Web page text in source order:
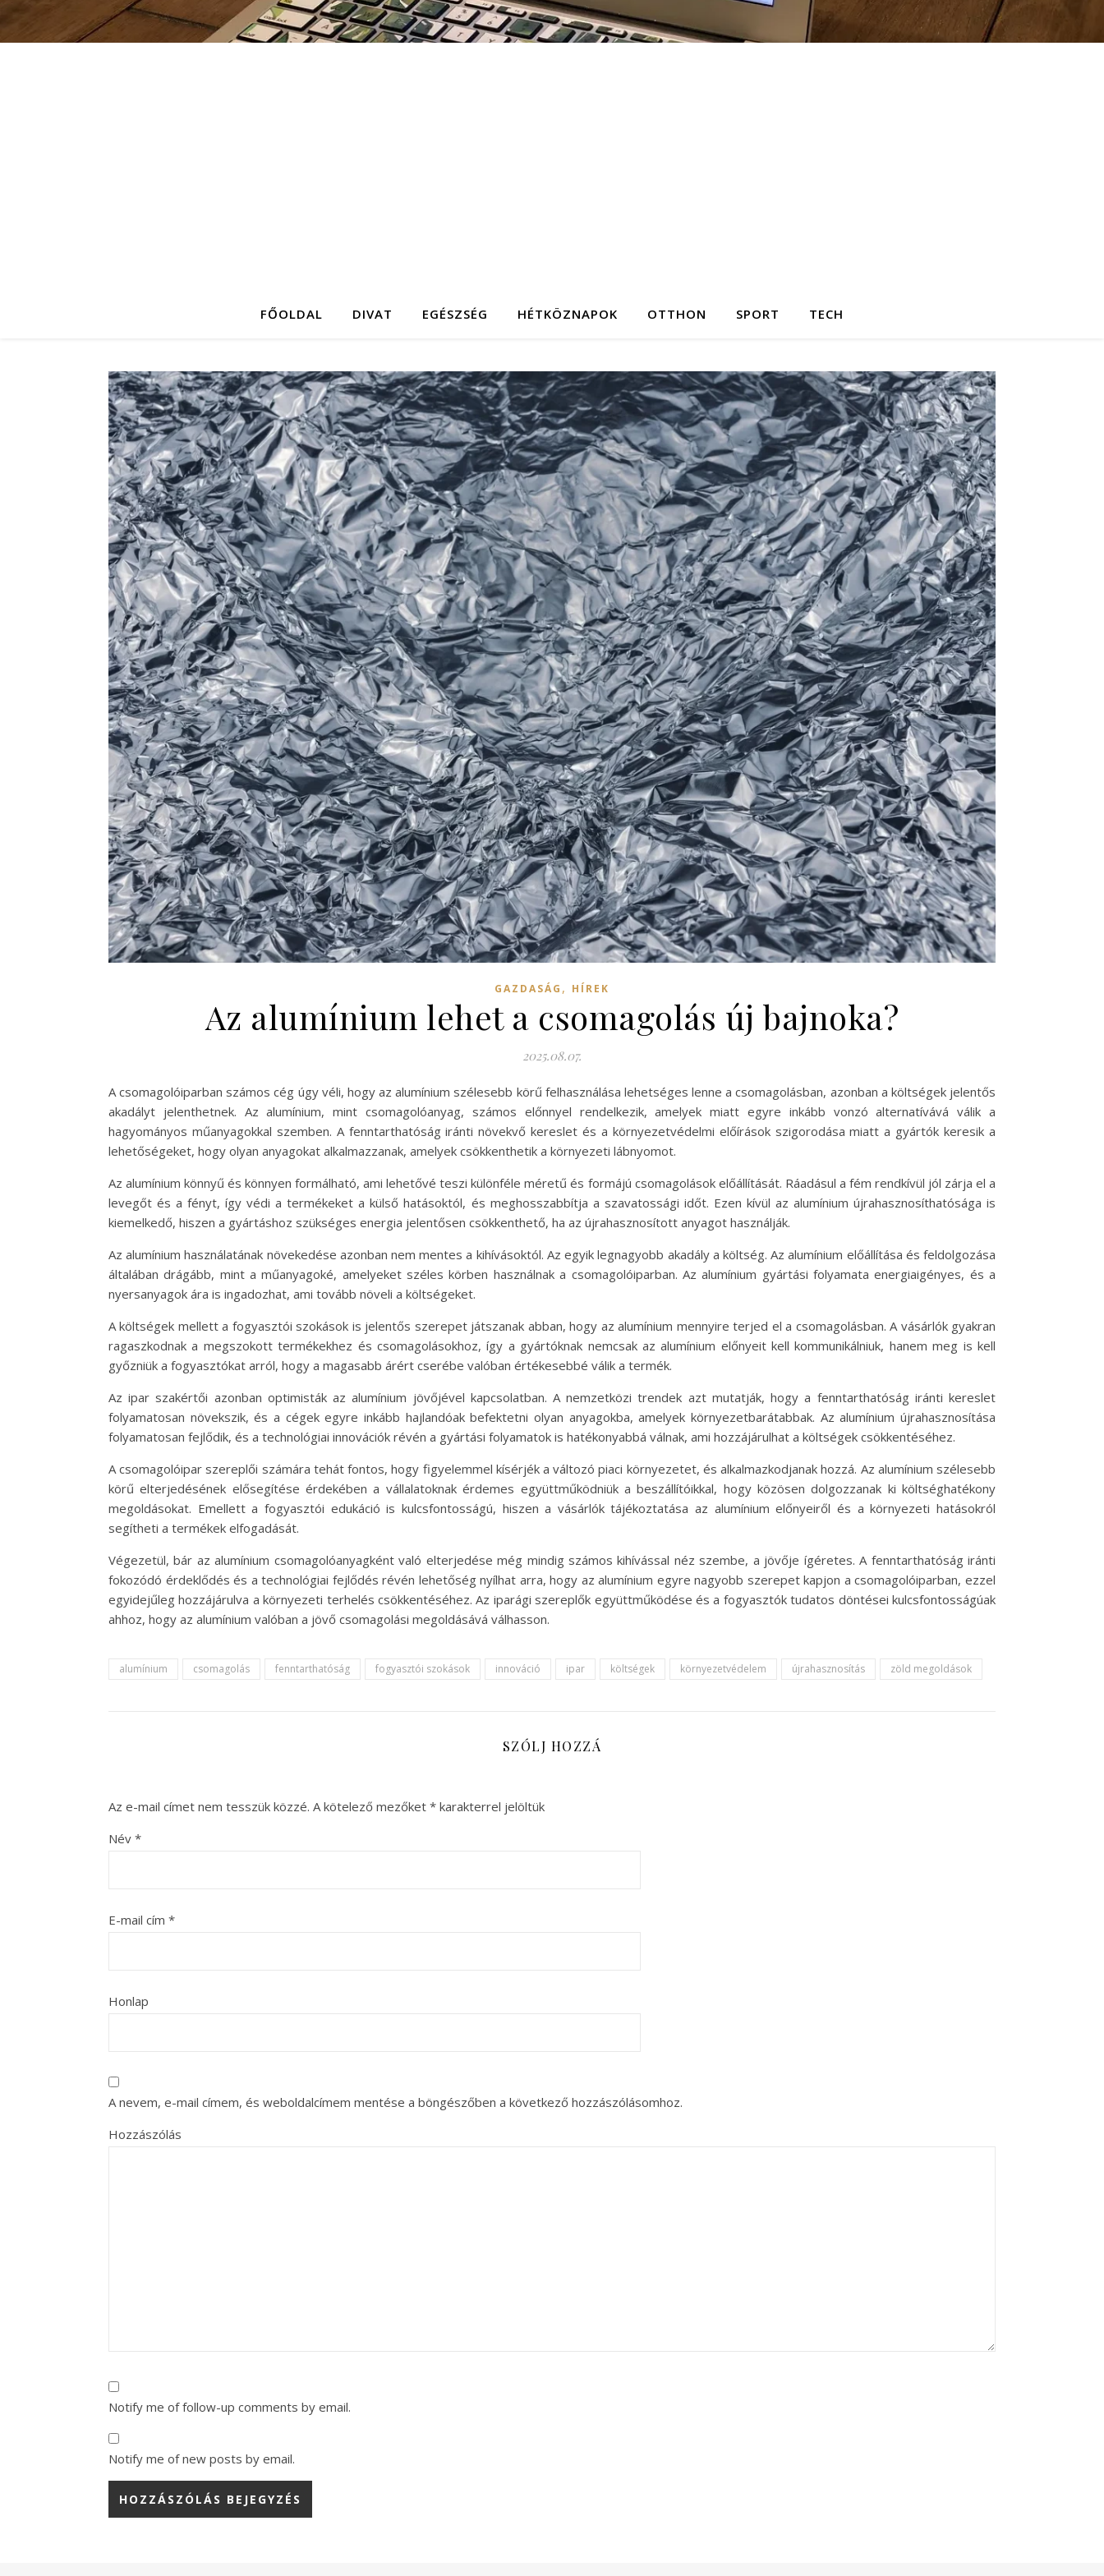
FŐOLDAL DIVAT EGÉSZSÉG HÉTKÖZNAPOK OTTHON SPORT TECH
GAZDASÁG , HÍREK
Az alumínium lehet a csomagolás új bajnoka?
2025.08.07.
A csomagolóiparban számos cég úgy véli, hogy az alumínium szélesebb körű felhasználása lehetséges lenne a csomagolásban, azonban a költségek jelentős
akadályt jelenthetnek. Az alumínium, mint csomagolóanyag, számos előnnyel rendelkezik, amelyek miatt egyre inkább vonzó alternatívává válik a
hagyományos műanyagokkal szemben. A fenntarthatóság iránti növekvő kereslet és a környezetvédelmi előírások szigorodása miatt a gyártók keresik a
lehetőségeket, hogy olyan anyagokat alkalmazzanak, amelyek csökkenthetik a környezeti lábnyomot.
Az alumínium könnyű és könnyen formálható, ami lehetővé teszi különféle méretű és formájú csomagolások előállítását. Ráadásul a fém rendkívül jól zárja el a
levegőt és a fényt, így védi a termékeket a külső hatásoktól, és meghosszabbítja a szavatossági időt. Ezen kívül az alumínium újrahasznosíthatósága is
kiemelkedő, hiszen a gyártáshoz szükséges energia jelentősen csökkenthető, ha az újrahasznosított anyagot használják.
Az alumínium használatának növekedése azonban nem mentes a kihívásoktól. Az egyik legnagyobb akadály a költség. Az alumínium előállítása és feldolgozása
általában drágább, mint a műanyagoké, amelyeket széles körben használnak a csomagolóiparban. Az alumínium gyártási folyamata energiaigényes, és a
nyersanyagok ára is ingadozhat, ami tovább növeli a költségeket.
A költségek mellett a fogyasztói szokások is jelentős szerepet játszanak abban, hogy az alumínium mennyire terjed el a csomagolásban. A vásárlók gyakran
ragaszkodnak a megszokott termékekhez és csomagolásokhoz, így a gyártóknak nemcsak az alumínium előnyeit kell kommunikálniuk, hanem meg is kell
győzniük a fogyasztókat arról, hogy a magasabb árért cserébe valóban értékesebbé válik a termék.
Az ipar szakértői azonban optimisták az alumínium jövőjével kapcsolatban. A nemzetközi trendek azt mutatják, hogy a fenntarthatóság iránti kereslet
folyamatosan növekszik, és a cégek egyre inkább hajlandóak befektetni olyan anyagokba, amelyek környezetbarátabbak. Az alumínium újrahasznosítása
folyamatosan fejlődik, és a technológiai innovációk révén a gyártási folyamatok is hatékonyabbá válnak, ami hozzájárulhat a költségek csökkentéséhez.
A csomagolóipar szereplői számára tehát fontos, hogy figyelemmel kísérjék a változó piaci környezetet, és alkalmazkodjanak hozzá. Az alumínium szélesebb
körű elterjedésének elősegítése érdekében a vállalatoknak érdemes együttműködniük a beszállítóikkal, hogy közösen dolgozzanak ki költséghatékony
megoldásokat. Emellett a fogyasztói edukáció is kulcsfontosságú, hiszen a vásárlók tájékoztatása az alumínium előnyeiről és a környezeti hatásokról
segítheti a termékek elfogadását.
Végezetül, bár az alumínium csomagolóanyagként való elterjedése még mindig számos kihívással néz szembe, a jövője ígéretes. A fenntarthatóság iránti
fokozódó érdeklődés és a technológiai fejlődés révén lehetőség nyílhat arra, hogy az alumínium egyre nagyobb szerepet kapjon a csomagolóiparban, ezzel
egyidejűleg hozzájárulva a környezeti terhelés csökkentéséhez. Az iparági szereplők együttműködése és a fogyasztók tudatos döntései kulcsfontosságúak
ahhoz, hogy az alumínium valóban a jövő csomagolási megoldásává válhasson.
alumínium csomagolás fenntarthatóság fogyasztói szokások innováció ipar költségek környezetvédelem újrahasznosítás zöld megoldások
SZÓLJ HOZZÁ
Az e-mail címet nem tesszük közzé. A kötelező mezőket * karakterrel jelöltük
Név *
E-mail cím *
Honlap
A nevem, e-mail címem, és weboldalcímem mentése a böngészőben a következő hozzászólásomhoz.
Hozzászólás
Notify me of follow-up comments by email.
Notify me of new posts by email.